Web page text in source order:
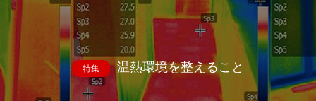
特集 温熱環境を整えること